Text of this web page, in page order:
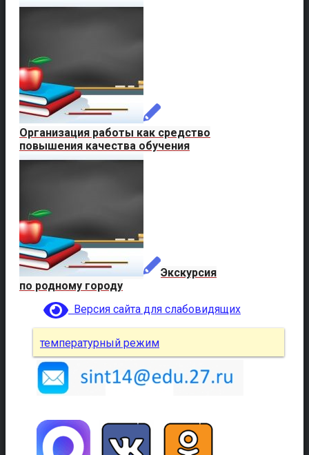
Организация работы как средство
повышения качества обучения
Экскурсия
по родному городу
Версия сайта для слабовидящих
температурный режим